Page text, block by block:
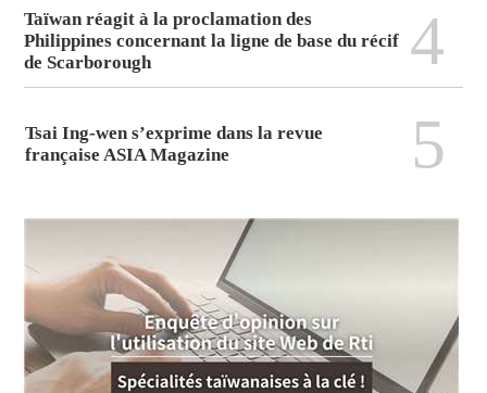
Taïwan réagit à la proclamation des
Philippines concernant la ligne de base du récif
de Scarborough
4
Tsai Ing-wen s’exprime dans la revue
française ASIA Magazine
5